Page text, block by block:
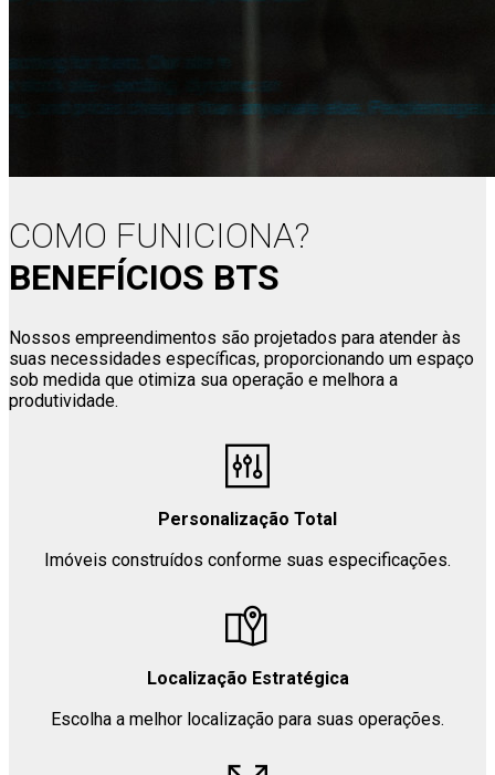
COMO FUNICIONA?
BENEFÍCIOS BTS
Nossos empreendimentos são projetados para atender às
suas necessidades específicas, proporcionando um espaço
sob medida que otimiza sua operação e melhora a
produtividade.
Personalização Total
Imóveis construídos conforme suas especificações.
Localização Estratégica
Escolha a melhor localização para suas operações.